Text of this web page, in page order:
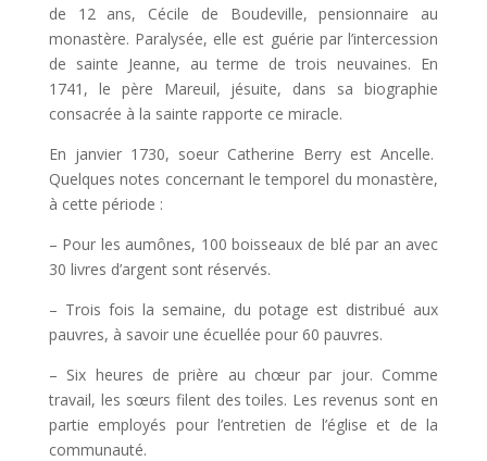
de 12 ans, Cécile de Boudeville, pensionnaire au
monastère. Paralysée, elle est guérie par l’intercession
de sainte Jeanne, au terme de trois neuvaines. En
1741, le père Mareuil, jésuite, dans sa biographie
consacrée à la sainte rapporte ce miracle.
En janvier 1730, soeur Catherine Berry est Ancelle.
Quelques notes concernant le temporel du monastère,
à cette période :
– Pour les aumônes, 100 boisseaux de blé par an avec
30 livres d’argent sont réservés.
– Trois fois la semaine, du potage est distribué aux
pauvres, à savoir une écuellée pour 60 pauvres.
– Six heures de prière au chœur par jour. Comme
travail, les sœurs filent des toiles. Les revenus sont en
partie employés pour l’entretien de l’église et de la
communauté.